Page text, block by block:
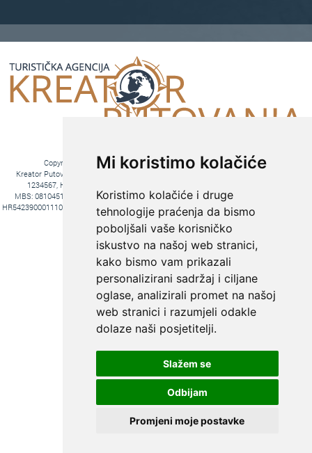
Mi koristimo kolačiće
Koristimo kolačiće i druge
tehnologije praćenja da bismo
poboljšali vaše korisničko
iskustvo na našoj web stranici,
kako bismo vam prikazali
personalizirani sadržaj i ciljane
oglase, analizirali promet na našoj
web stranici i razumjeli odakle
dolaze naši posjetitelji.
Slažem se
Odbijam
Promjeni moje postavke
KREIRAJTE PUTOVANJE PREMA
SVOJIM ŽELJAMA:
Copyright © 2016. Kreator Putovanja d.o.o. – Sva prava zadržana
Kreator Putovanja d.o.o. turistička agencija, Jakova Gotovca 6, 10000 Zagreb, MB:
1234567, HR-AB-01-081045102, OIB:44590047047, Trgovački sud u Zagrebu,
MBS: 081045102, Hrvatska Poštanska Banka d.d. Jurišićeva 4, 10000 Zagreb, IBAN
HR5423900011100969366, temeljni kapital 20.000,00 kn uplaćeno u cijelosti, direktori Ana
Pavlović i Hrvoje Bažon, Voditelj poslova Hrvoje Bažon
Fiksni tečaj konverzije: 1€ = 7,53450 kn